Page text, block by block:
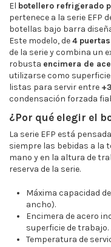
El botellero refrigerado
pertenece a la serie EFP
botellas bajo barra
Este modelo, de4
de la serie y combina un
robusta encimera de
utilizarse como
listas para servir entre
condensación forzada
¿Por qué elegir el
La serie EFP está
siempre las bebidas a la
mano y en la altura de
reserva de la serie.
Máxima capacidad
ancho).
Encimera de acero
superficie de trabajo.
Temperatura de